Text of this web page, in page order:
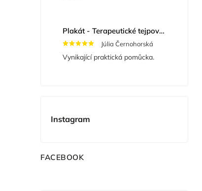
Plakát - Terapeutické tejpování
Júlia Černohorská
Vynikající praktická pomůcka.
Instagram
FACEBOOK